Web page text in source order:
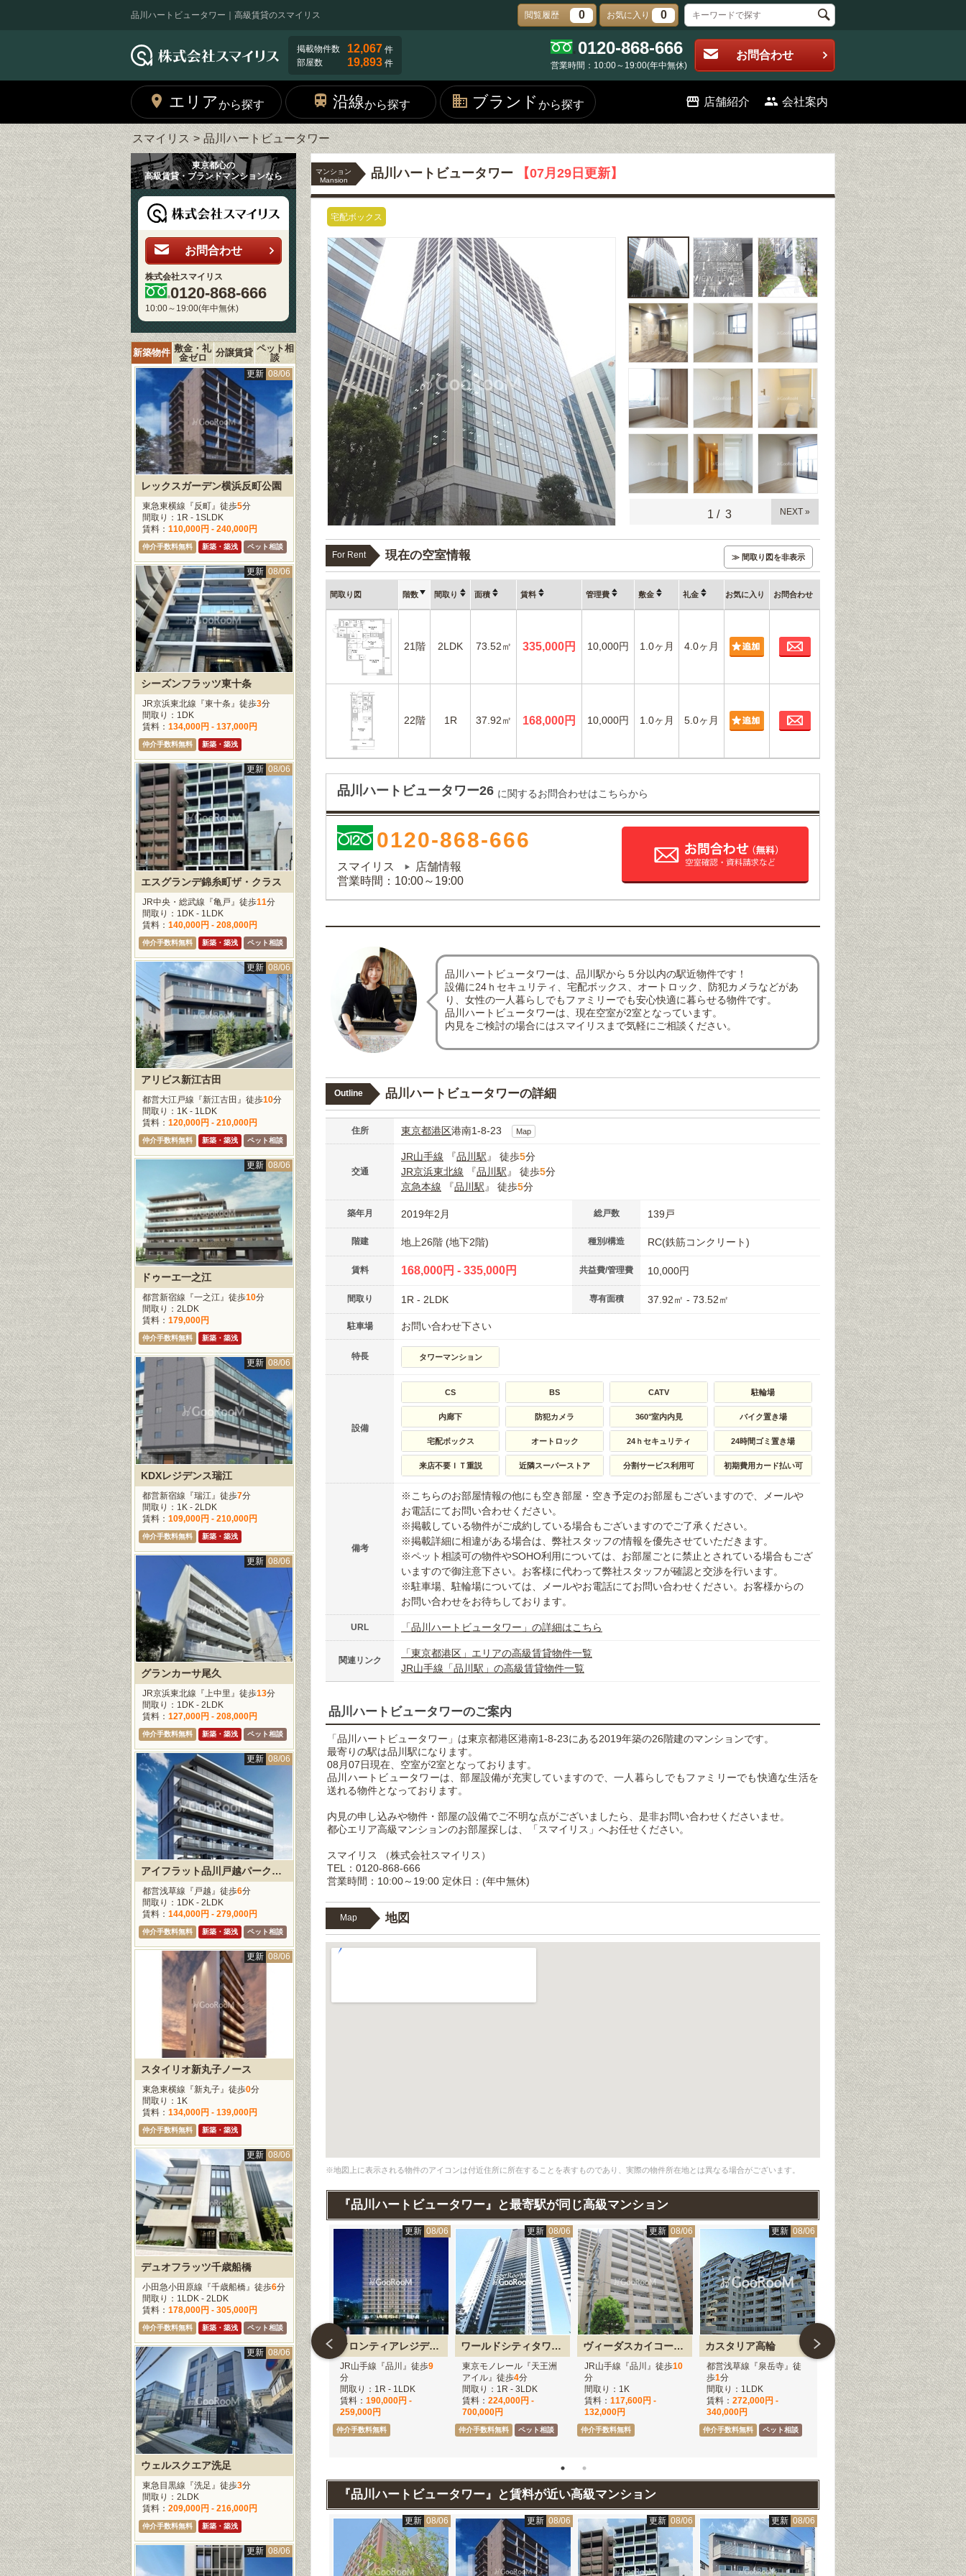
品川ハートビュータワー｜高級賃貸のスマイリス 閲覧履歴 0 お気に入り 0
掲載物件数 12,067 件
部屋数
19,893 件
0120-868-666
営業時間：10:00～19:00(年中無休)
お問合わせ
エリアから探す 沿線から探す ブランド から探す 店舗紹介 会社案内
スマイリス 品川ハートビュータワー
マンション
Mansion
品川ハートビュータワー 【07月29日更新】
宅配ボックス
1 / 3 NEXT »
For Rent 現在の空室情報 ≫ 間取り図を非表示
間取り図 階数 間取り 面積 賃料 管理費 敷金 礼金 お気に入り お問合わせ
21階 2LDK 73.52㎡ 335,000円 10,000円 1.0ヶ月 4.0ヶ月 お問合わせ
22階 1R 37.92㎡ 168,000円 10,000円 1.0ヶ月 5.0ヶ月 お問合わせ
品川ハートビュータワー26 に関するお問合わせはこちらから
0120-868-666
スマイリス
店舗情報
営業時間：10:00～19:00
品川ハートビュータワーは、品川駅から５分以内の駅近物件です！
設備に24ｈセキュリティ、宅配ボックス、オートロック、防犯カメラなどがあ
り、女性の一人暮らしでもファミリーでも安心快適に暮らせる物件です。
品川ハートビュータワーは、現在空室が2室となっています。
内見をご検討の場合にはスマイリスまで気軽にご相談ください。
Outline 品川ハートビュータワーの詳細
住所 東京都港区港南1-8-23 Map
交通
JR山手線 『品川駅 』 徒歩5分
JR京浜東北線 『品川駅 』 徒歩5分
京急本線 『品川駅 』 徒歩5分
築年月 2019年2月 総戸数 139戸
階建 地上26階 (地下2階) 種別/構造 RC(鉄筋コンクリート)
賃料 168,000円 - 335,000円 共益費/管理費 10,000円
間取り 1R - 2LDK 専有面積 37.92㎡ - 73.52㎡
駐車場 お問い合わせ下さい
特長 タワーマンション
設備
CS BS CATV 駐輪場
内廊下 防犯カメラ 360°室内内見 バイク置き場
宅配ボックス オートロック 24ｈセキュリティ 24時間ゴミ置き場
来店不要ＩＴ重説 近隣スーパーストア 分割サービス利用可 初期費用カード払い可
備考
※こちらのお部屋情報の他にも空き部屋・空き予定のお部屋もございますので、メールや
お電話にてお問い合わせください。
※掲載している物件がご成約している場合もございますのでご了承ください。
※掲載詳細に相違がある場合は、弊社スタッフの情報を優先させていただきます。
※ペット相談可の物件やSOHO利用については、お部屋ごとに禁止とされている場合もござ
いますので御注意下さい。お客様に代わって弊社スタッフが確認と交渉を行います。
※駐車場、駐輪場については、メールやお電話にてお問い合わせください。お客様からの
お問い合わせをお待ちしております。
URL 「品川ハートビュータワー」の詳細はこちら
関連リンク
「東京都港区」エリアの高級賃貸物件一覧
JR山手線「品川駅」の高級賃貸物件一覧
品川ハートビュータワーのご案内
「品川ハートビュータワー」は東京都港区港南1-8-23にある2019年築の26階建のマンションです。
最寄りの駅は品川駅になります。
08月07日現在、空室が2室となっております。
品川ハートビュータワーは、部屋設備が充実していますので、一人暮らしでもファミリーでも快適な生活を
送れる物件となっております。
内見の申し込みや物件・部屋の設備でご不明な点がございましたら、是非お問い合わせくださいませ。
都心エリア高級マンションのお部屋探しは、「スマイリス」へお任せください。
スマイリス （株式会社スマイリス）
TEL：0120-868-666
営業時間：10:00～19:00 定休日：(年中無休)
Map 地図
※地図上に表示される物件のアイコンは付近住所に所在することを表すものであり、実際の物件所在地とは異なる場合がございます。
『品川ハートビュータワー』と最寄駅が同じ高級マンション
更新 08/06
バウスフラッツ品川キャナルサイド
レール『天王洲
徒歩8分
1R - 2LDK
128,000円 -
円
無料
更新 08/06
ロイヤルパークス品川
JR山手線『品川』徒歩
11
分
間取り：1LDK - 3LDK
賃料： 243,000円 -
1,290,000円
仲介手数料無料
新築・築浅
ペット相談
更新 08/06
レジディア高輪桂坂
都営浅草線『泉岳寺』徒
間取り：1K
賃料：126,000円 -
140,000円
仲介手数料無料
更新 08/06
フロンティアレジデンスザタワー品川
JR山手線『品川』徒歩9
分
間取り：1R - 1LDK
賃料： 190,000円 -
259,000円
仲介手数料無料
更新 08/06
ワールドシティタワーズ
東京モノレール『天王洲
アイル』徒歩4分
間取り：1R - 3LDK
賃料： 224,000円 -
700,000円
仲介手数料無料 ペット相談
更新 08/06
ヴィーダスカイコート品川
JR山手線『品川』徒歩10
分
間取り：1K
賃料： 117,600円 -
132,000円
仲介手数料無料
更新 08/06
カスタリア高輪
都営浅草線『泉岳寺』徒
歩1分
間取り：1LDK
賃料： 272,000円 -
340,000円
仲介手数料無料 ペット相談
更新 08/06
シティタワー品川
JR山手線『品川』徒歩10
分
間取り：3LDK
賃料：320,000円 -
430,000円
仲介手数料無料 ペット相談
東
ア
間
賃
仲介
『品川ハートビュータワー』と賃料が近い高級マンション
更新 08/06 更新 08/06 更新 08/06 更新 08/06 更新 08/06 更新 08/06 更新 08/06 更新 08/06
東京都心の
高級賃貸・ブランドマンションなら
お問合わせ
株式会社スマイリス
0120-868-666
10:00～19:00(年中無休)
新築物件 敷金・礼
金ゼロ
分譲賃貸 ペット相
談
更新 08/06
レックスガーデン横浜反町公園
東急東横線『反町』徒歩5分
間取り：1R - 1SLDK
賃料： 110,000円 - 240,000円
仲介手数料無料 新築・築浅 ペット相談
更新 08/06
シーズンフラッツ東十条
JR京浜東北線『東十条』徒歩3分
間取り：1DK
賃料： 134,000円 - 137,000円
仲介手数料無料 新築・築浅
更新 08/06
エスグランデ錦糸町ザ・クラス
JR中央・総武線『亀戸』徒歩11分
間取り：1DK - 1LDK
賃料： 140,000円 - 208,000円
仲介手数料無料 新築・築浅 ペット相談
更新 08/06
アリビス新江古田
都営大江戸線『新江古田』徒歩10分
間取り：1K - 1LDK
賃料： 120,000円 - 210,000円
仲介手数料無料 新築・築浅 ペット相談
更新 08/06
ドゥーエ一之江
都営新宿線『一之江』徒歩10分
間取り：2LDK
賃料： 179,000円
仲介手数料無料 新築・築浅
更新 08/06
KDXレジデンス瑞江
都営新宿線『瑞江』徒歩7分
間取り：1K - 2LDK
賃料： 109,000円 - 210,000円
仲介手数料無料 新築・築浅
更新 08/06
グランカーサ尾久
JR京浜東北線『上中里』徒歩13分
間取り：1DK - 2LDK
賃料： 127,000円 - 208,000円
仲介手数料無料 新築・築浅 ペット相談
更新 08/06
アイフラット品川戸越パークサイド
都営浅草線『戸越』徒歩6分
間取り：1DK - 2LDK
賃料： 144,000円 - 279,000円
仲介手数料無料 新築・築浅 ペット相談
更新 08/06
スタイリオ新丸子ノース
東急東横線『新丸子』徒歩0分
間取り：1K
賃料： 134,000円 - 139,000円
仲介手数料無料 新築・築浅
更新 08/06
デュオフラッツ千歳船橋
小田急小田原線『千歳船橋』徒歩6分
間取り：1LDK - 2LDK
賃料： 178,000円 - 305,000円
仲介手数料無料 新築・築浅 ペット相談
更新 08/06
ウェルスクエア洗足
東急目黒線『洗足』徒歩3分
間取り：2LDK
賃料： 209,000円 - 216,000円
仲介手数料無料 新築・築浅
更新 08/06